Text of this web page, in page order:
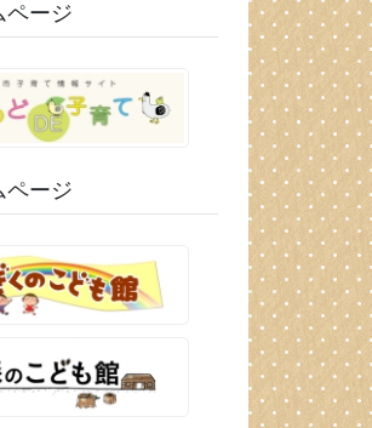
ページ
ページ